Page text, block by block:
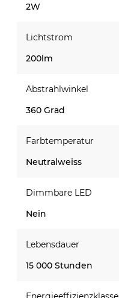
2W
Lichtstrom
200lm
Abstrahlwinkel
360 Grad
Farbtemperatur
Neutralweiss
Dimmbare LED
Nein
Lebensdauer
15 000 Stunden